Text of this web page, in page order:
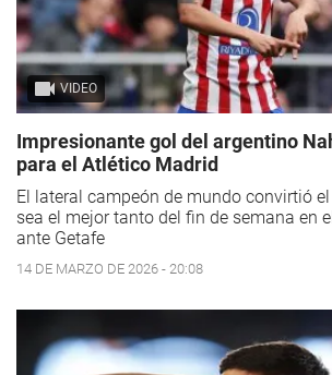
VIDEO
Impresionante gol del argentino
para el Atlético Madrid
El lateral campeón de mundo convirtió
sea el mejor tanto del fin de semana en
ante Getafe
14 DE MARZO DE 2026 - 20:08